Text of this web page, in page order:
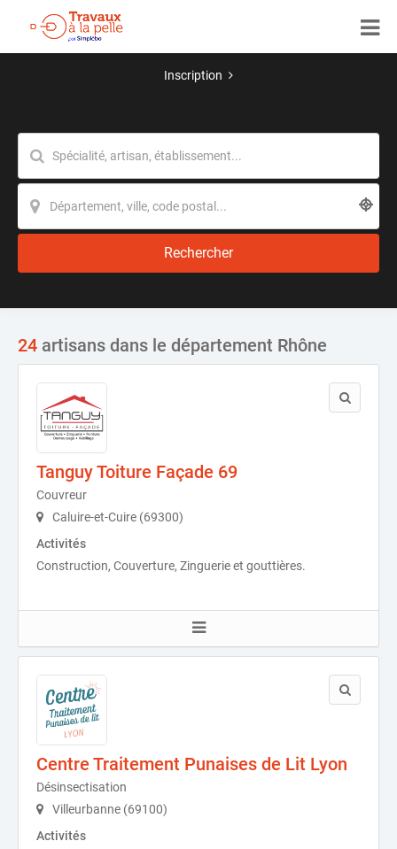
Inscription
Rechercher
24 artisans dans le département Rhône
Tanguy Toiture Façade 69
Couvreur
Caluire-et-Cuire (69300)
Activités
Construction, Couverture, Zinguerie et gouttières.
Centre Traitement Punaises de Lit Lyon
Désinsectisation
Villeurbanne (69100)
Activités